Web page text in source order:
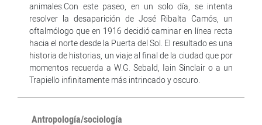
animales.Con este paseo, en un solo día, se intenta
resolver la desaparición de José Ribalta Camós, un
oftalmólogo que en 1916 decidió caminar en línea recta
hacia el norte desde la Puerta del Sol. El resultado es una
historia de historias, un viaje al final de la ciudad que por
momentos recuerda a W.G. Sebald, Iain Sinclair o a un
Trapiello infinitamente más intrincado y oscuro.
Antropología/sociología